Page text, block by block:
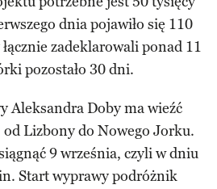
dnia pojawiło się 110
zadeklarowali ponad 11
pozostało 30 dni.
Aleksandra Doby ma wieźć
Lizbony do Nowego Jorku.
9 września, czyli w dniu
Start wyprawy podróżnik